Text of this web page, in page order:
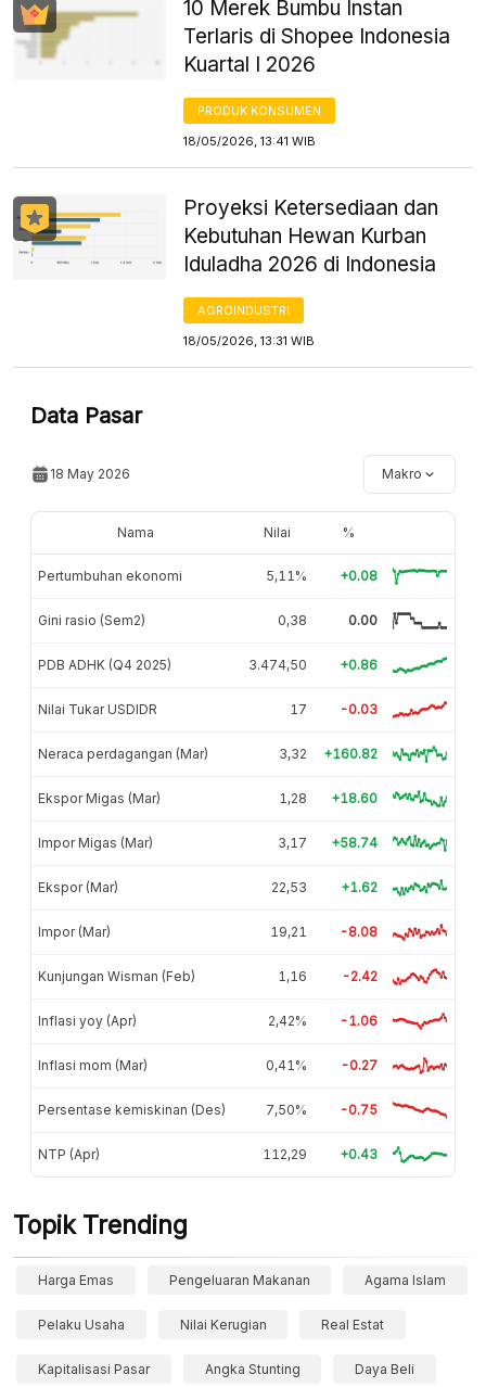
10 Merek Bumbu Instan
Terlaris di Shopee Indonesia
Kuartal I 2026
PRODUK KONSUMEN
18/05/2026, 13:41 WIB
Proyeksi Ketersediaan dan
Kebutuhan Hewan Kurban
Iduladha 2026 di Indonesia
AGROINDUSTRI
18/05/2026, 13:31 WIB
Data Pasar
18 May 2026 Makro
Nama Nilai %
Pertumbuhan ekonomi 5,11% +0.08
Gini rasio (Sem2) 0,38 0.00
PDB ADHK (Q4 2025) 3.474,50 +0.86
Nilai Tukar USDIDR 17 -0.03
Neraca perdagangan (Mar) 3,32 +160.82
Ekspor Migas (Mar) 1,28 +18.60
Impor Migas (Mar) 3,17 +58.74
Ekspor (Mar) 22,53 +1.62
Impor (Mar) 19,21 -8.08
Kunjungan Wisman (Feb) 1,16 -2.42
Inflasi yoy (Apr) 2,42% -1.06
Inflasi mom (Mar) 0,41% -0.27
Persentase kemiskinan (Des) 7,50% -0.75
NTP (Apr) 112,29 +0.43
Topik Trending
Harga Emas Pengeluaran Makanan Agama Islam
Pelaku Usaha Nilai Kerugian Real Estat
Kapitalisasi Pasar Angka Stunting Daya Beli